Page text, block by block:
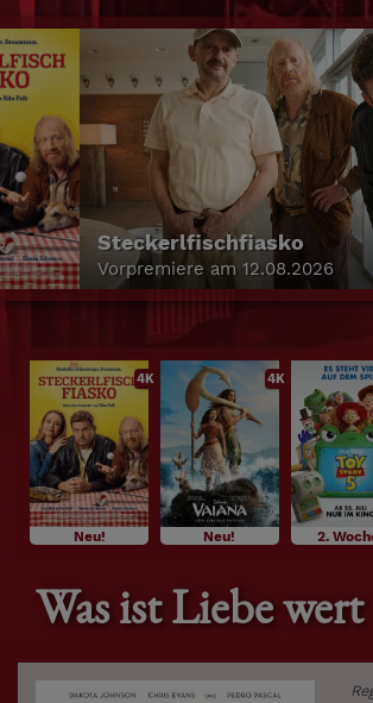
Steckerlfischfiasko
Vorpremiere am 12.08.2026
4K
Neu!
4K
Neu! 2.
Was ist Liebe